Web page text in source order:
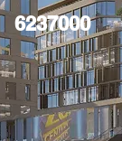
6237000